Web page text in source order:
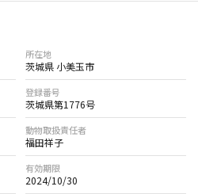
り受け、兄弟と遊び、幼い時か
い子犬、健康・健全な子犬をお
う心がけています。
バーライフを楽しんで頂けるよ
いきます。
、ＰＲＡ遺伝子検査、ＥＩＣ遺伝
狂犬病予防接種、混合ワクチン
を定期的に受けて、安心・安全
産は6回まで、５才以降の出産
所在地
茨城県 小美玉市
登録番号
茨城県第1776号
動物取扱責任者
福田祥子
有効期限
2024/10/30